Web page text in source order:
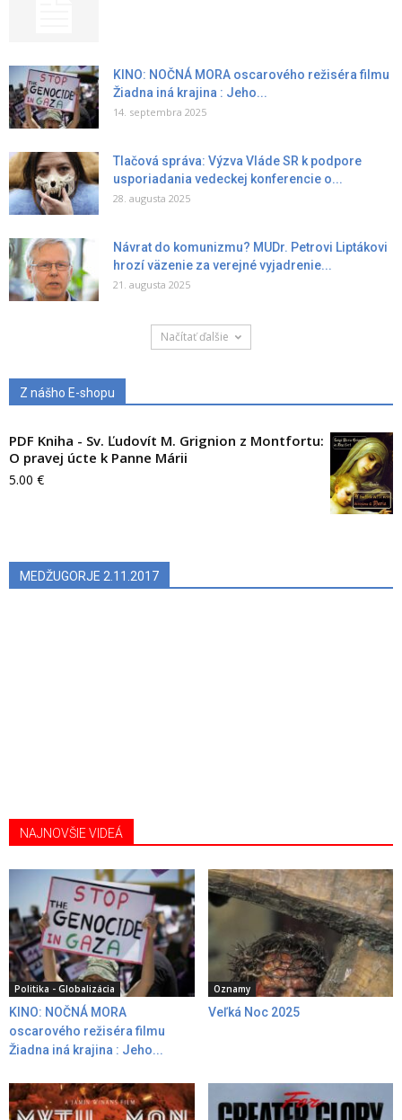
KINO: NOČNÁ MORA oscarového režiséra filmu
Žiadna iná krajina : Jeho...
14. septembra 2025
Tlačová správa: Výzva Vláde SR k podpore
usporiadania vedeckej konferencie o...
28. augusta 2025
Návrat do komunizmu? MUDr. Petrovi Liptákovi
hrozí väzenie za verejné vyjadrenie...
21. augusta 2025
Načítať ďalšie
Z nášho E-shopu
PDF Kniha - Sv. Ľudovít M. Grignion z Montfortu:
O pravej úcte k Panne Márii
5.00 €
MEDŽUGORJE 2.11.2017
NAJNOVŠIE VIDEÁ
Politika - Globalizácia
KINO: NOČNÁ MORA
oscarového režiséra filmu
Žiadna iná krajina : Jeho...
Oznamy
Veľká Noc 2025